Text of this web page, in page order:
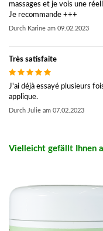
massages et je vois une
Je recommande +++
Durch Karine am 09.02.2023
Très satisfaite
J'ai déjà essayé plusieurs
applique.
Durch Julie am 07.02.2023
Vielleicht gefällt Ihnen